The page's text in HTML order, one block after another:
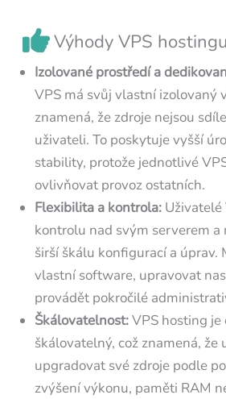
Výhody VPS hostingu
Izolované prostředí a
VPS má svůj vlastní izolovaný
znamená, že zdroje nejsou
uživateli. To poskytuje vyšší
stability, protože jednotlivé
ovlivňovat provoz ostatních.
Flexibilita a kontrola: Uživatelé
kontrolu nad svým serverem a
širší škálu konfigurací a úprav.
vlastní software, upravovat
provádět pokročilé
Škálovatelnost:VPS hosting
škálovatelný, což znamená, že
upgradovat své zdroje podle
zvýšení výkonu, paměti RAM